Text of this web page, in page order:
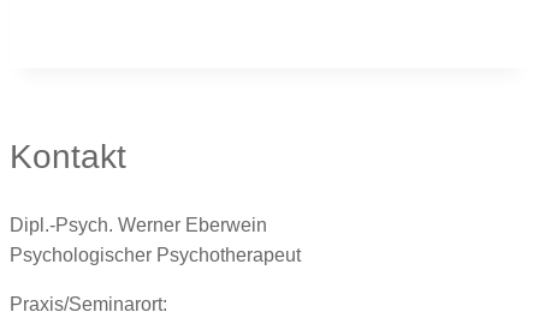
Kontakt
Dipl.-Psych. Werner Eberwein
Psychologischer Psychotherapeut
Praxis/Seminarort: